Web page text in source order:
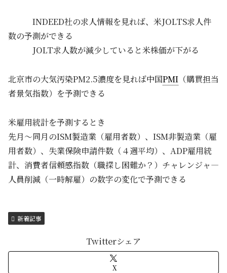
INDEED社の求人情報を見れば、米JOLTS求人件
数の予測ができる
JOLT求人数が減少していると米株価が下がる
北京市の大気汚染PM2.5濃度を見れば中国PMI （購買担当
者景気指数）を予測できる
米雇用統計を予測するとき
先月～同月のISM製造業（雇用者数）、ISM非製造業（雇
用者数）、失業保険申請件数（４週平均）、ADP雇用統
計、消費者信頼感指数（職探し困難か？）チャレンジャ―
人員削減（一時解雇）の数字の変化で予測できる
新着記事
Twitterシェア
X